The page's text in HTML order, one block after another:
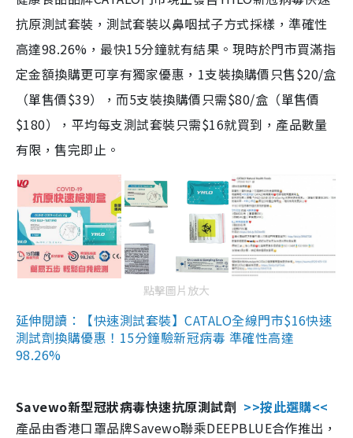
抗原測試套裝，測試套裝以鼻咽拭子方式採樣，準確性
高達98.26%，最快15分鐘就有結果。現時於門市買滿指
定金額換購更可享有獨家優惠，1支裝換購價只售$20/盒
（單售價$39），而5支裝換購價只需$80/盒（單售價
$180），平均每支測試套裝只需$16就買到，產品數量
有限，售完即止。
點擊圖片放大
延伸閱讀：【快速測試套裝】CATALO全線門市$16快速
測試劑換購優惠！15分鐘驗新冠病毒 準確性高達
98.26%
Savewo新型冠狀病毒快速抗原測試劑 >>按此選購<<
產品由香港口罩品牌Savewo聯乘DEEPBLUE合作推出，